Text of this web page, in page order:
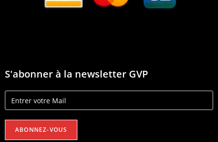
S'abonner à la newsletter GVP